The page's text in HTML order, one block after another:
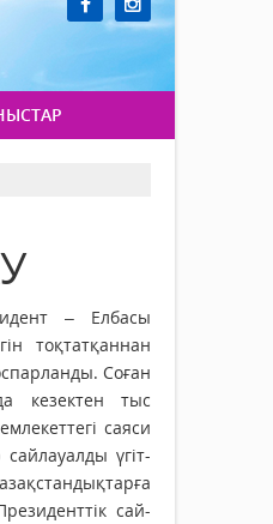
– Елбасы
тоқтатқан­нан
Соған
кезектен тыс
саяси
үгіт-
сай­